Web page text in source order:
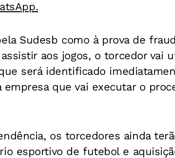
Sudesb como à prova de
aos jogos, o torcedor vai
será identificado
que vai executar o
os torcedores ainda
esportivo de futebol e